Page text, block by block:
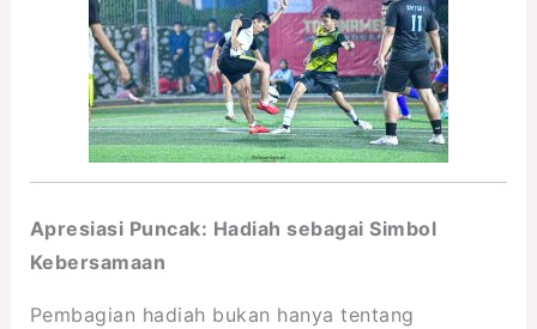
Apresiasi Puncak: Hadiah sebagai Simbol
Kebersamaan
Pembagian hadiah bukan hanya tentang